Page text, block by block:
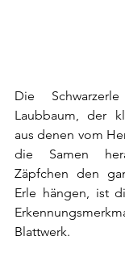
Die
Laubbaum, der
aus denen vom
die Samen
Zäpfchen den
Erle hängen, ist
Blattwerk.